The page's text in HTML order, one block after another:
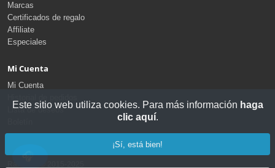
Marcas
Certificados de regalo
Affiliate
Especiales
Mi Cuenta
Mi Cuenta
Lista de deseos
Este sitio web utiliza cookies. Para más información haga
clic aquí.
¡Sí, está bien!